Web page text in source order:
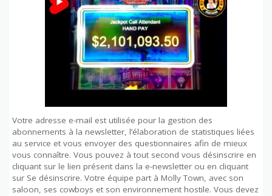
Votre adresse e-mail est utilisée pour la gestion des
abonnements à la newsletter, l’élaboration de statistiques liées
au service et vous envoyer des questionnaires afin de mieux
vous connaître. Vous pouvez à tout second vous désinscrire en
cliquant sur le lien présent dans la e-newsletter ou en cliquant
sur Se désinscrire. Votre équipe part à Molly Town, avec son
saloon, ses cowboys et son environnement hostile. Vous devez